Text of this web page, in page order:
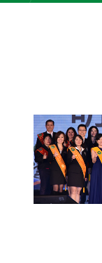
網站連結
聯絡我們